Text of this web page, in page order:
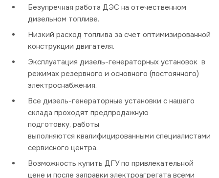
Безупречная работа ДЭС на отечественном
дизельном топливе.
Низкий расход топлива за счет оптимизированной
конструкции двигателя.
Эксплуатация дизель-генераторных установок в
режимах резервного и основного (постоянного)
электроснабжения.
Все дизель-генераторные установки с нашего
склада проходят предпродажную
подготовку, работы
выполняются квалифицированными специалистами
сервисного центра.
Возможность купить ДГУ по привлекательной
цене и после заправки электроагрегата всеми